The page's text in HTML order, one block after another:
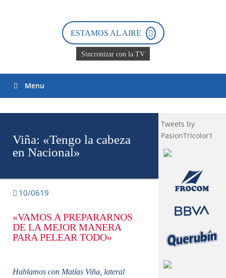
ESTAMOS AL AIRE
Sincronizar con la TV
Menu
Viña: «Tengo la cabeza
en Nacional»
10/0619
«VAMOS A PREPARARNOS
DE LA MEJOR MANERA
PARA PELEAR TODO»
Hablamos con Matías Viña, lateral
Tweets by
PasionTricolor1